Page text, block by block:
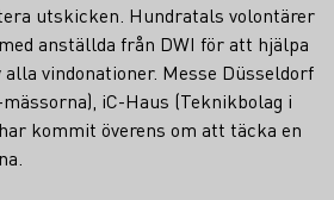
utskicken. Hundratals volontärer
anställda från DWI för att hjälpa
vindonationer. Messe Düsseldorf
iC-Haus (Teknikbolag i
kommit överens om att täcka en